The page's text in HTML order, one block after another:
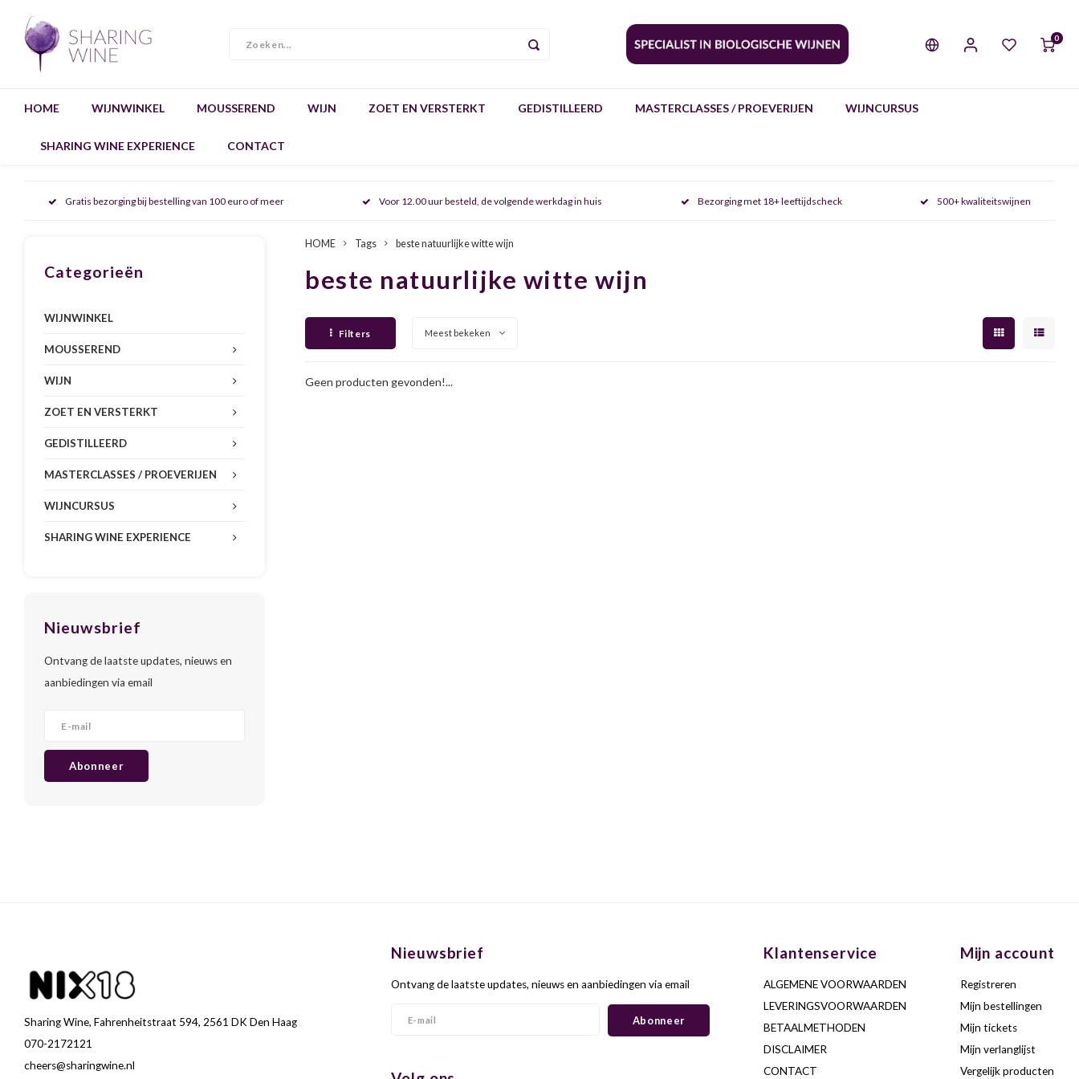
0
HOME WIJNWINKEL MOUSSEREND WIJN ZOET EN VERSTERKT GEDISTILLEERD MASTERCLASSES / PROEVERIJEN WIJNCURSUS
SHARING WINE EXPERIENCE CONTACT
Gratis bezorging bij bestelling van 100 euro of meer Voor 12.00 uur besteld, de volgende werkdag in huis Bezorging met 18+ leeftijdscheck 500+ kwaliteitswijnen
Categorieën
WIJNWINKEL
MOUSSEREND
WIJN
ZOET EN VERSTERKT
GEDISTILLEERD
MASTERCLASSES / PROEVERIJEN
WIJNCURSUS
SHARING WINE EXPERIENCE
Nieuwsbrief
Ontvang de laatste updates, nieuws en
aanbiedingen via email
Abonneer
HOME Tags beste natuurlijke witte wijn
beste natuurlijke witte wijn
Filters Meest bekeken
Geen producten gevonden!...
Sharing Wine, Fahrenheitstraat 594, 2561 DK Den Haag
070-2172121
cheers@sharingwine.nl
Nieuwsbrief
Ontvang de laatste updates, nieuws en aanbiedingen via email
Abonneer
Klantenservice
ALGEMENE VOORWAARDEN
LEVERINGSVOORWAARDEN
BETAALMETHODEN
DISCLAIMER
CONTACT
Mijn account
Registreren
Mijn bestellingen
Mijn tickets
Mijn verlanglijst
Vergelijk producten